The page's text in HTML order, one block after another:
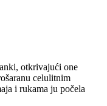
otkrivajući one
celulitnim
i rukama ju počela